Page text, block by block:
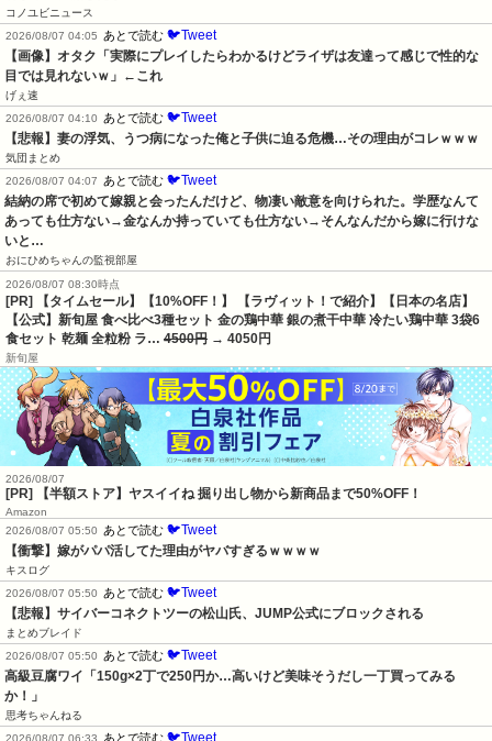
【福岡】西鉄、天神駅と薬院駅の駅構内で不審な音声（下ネタ）が流れる　第三
者が不正に流したか
コノユビニュース
2026/08/07 04:05 あとで読む
【画像】オタク「実際にプレイしたらわかるけどライザは友達って感じで性的な
目では見れないｗ」←これ
げぇ速
2026/08/07 04:10
【悲報】妻の浮気、うつ病になった俺と子供に迫る危機…その理由がコレｗｗｗ
気団まとめ
2026/08/07 04:07
あとで読む 🐦Tweet
結納の席で初めて嫁親と会ったんだけど、物凄い敵意を向けられた。学歴なんて
あっても仕方ない→金なんか持っていても仕方ない→そんなんだから嫁に行けな
いと…
おにひめちゃんの監視部屋
2026/08/07 08:30時点
[PR] 【タイムセール】【10%OFF！】 【ラヴィット！で紹介】【日本の名店】
【公式】新旬屋 食べ比べ3種セット 金の鶏中華 銀の煮干中華 冷たい鶏中華 3袋6
食セット 乾麺 全粒粉 ラ…4500円→ 4050円
新旬屋
2026/08/07
[PR] 【半額ストア】ヤスイイね 掘り出し物から新商品まで50%OFF！
Amazon
2026/08/07 05:50
【衝撃】嫁がパパ活してた理由がヤバすぎるｗｗｗｗ
キスログ
2026/08/07 05:50
【悲報】サイバーコネクトツーの松山氏、JUMP公式にブロックされる
まとめブレイド
2026/08/07 05:50
高級豆腐ワイ「150g×2丁で250円か…高いけど美味そうだし一丁買ってみる
か！」